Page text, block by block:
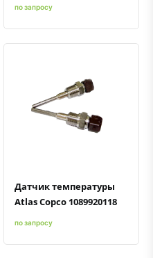
по запросу
Быстрый просмотр
Добавить к сравнению
Добавить в избранное
Датчик температуры
Atlas Copco 1089920118
по запросу